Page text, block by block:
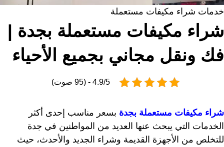
خدمات شراء مكيفات مستعملة
شراء مكيفات مستعملة بجدة |
فك ونقل مجاني بجميع الأحياء
4.9/5 - (95 صوت)
شراء مكيفات مستعملة بجدة بسعر مناسب إحدى أكثر
الخدمات التي يبحث عنها العديد من المواطنين في جدة
للتخلص من الأجهزة القديمة وشراء الجديد والأحدث، حيث